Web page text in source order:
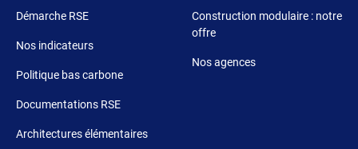
Démarche RSE
Nos indicateurs
Politique bas carbone
Documentations RSE
Architectures élémentaires
Construction modulaire : notre
offre
Nos agences